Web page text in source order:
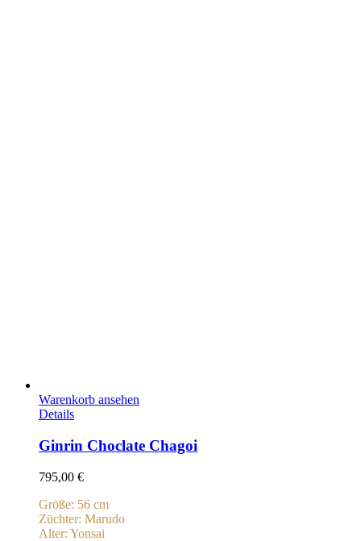
Warenkorb ansehen
Details
Ginrin Choclate Chagoi
795,00 €
Größe: 56 cm
Züchter: Marudo
Alter: Yonsai